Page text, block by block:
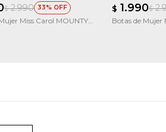
$ 2.990 33
Miss Carol MOUNTY
$ 1.990$
Botas de Mujer